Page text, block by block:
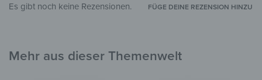
Es gibt noch keine Rezensionen. FÜGE DEINE REZENSION HINZU
Mehr aus dieser Themenwelt